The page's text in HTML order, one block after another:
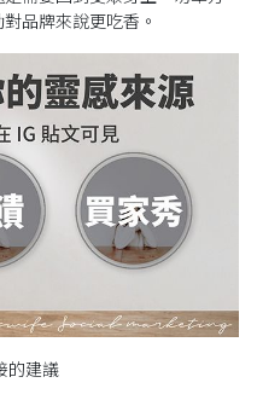
品牌來說更吃香。
的建議